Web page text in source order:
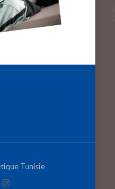
Tunisie